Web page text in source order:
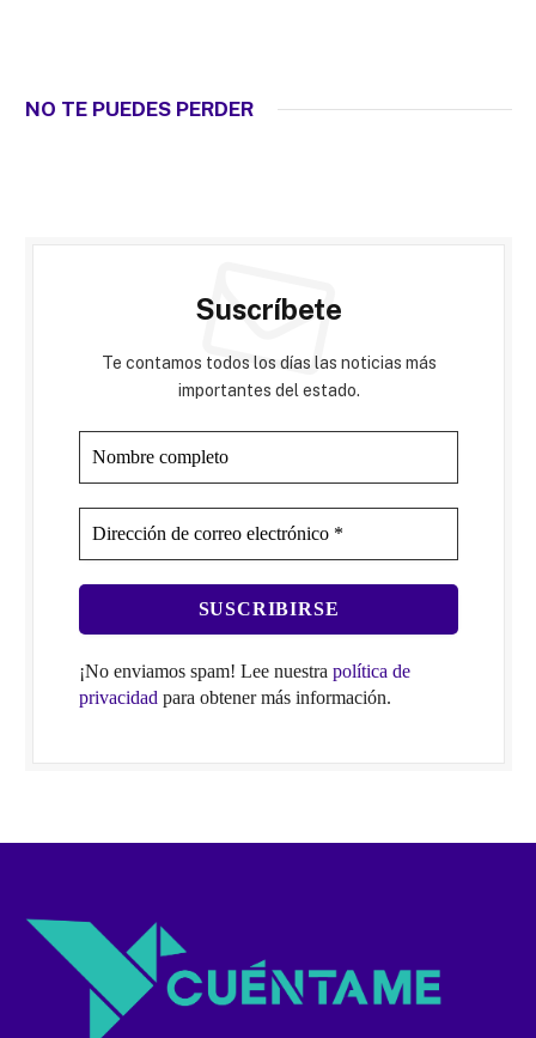
NO TE PUEDES PERDER
Suscríbete
Te contamos todos los días las noticias más
importantes del estado.
¡No enviamos spam! Lee nuestra política de
privacidad para obtener más información.